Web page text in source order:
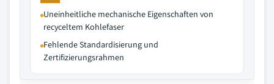
Uneinheitliche mechanische Eigenschaften von
recyceltem Kohlefaser
Fehlende Standardisierung und
Zertifizierungsrahmen